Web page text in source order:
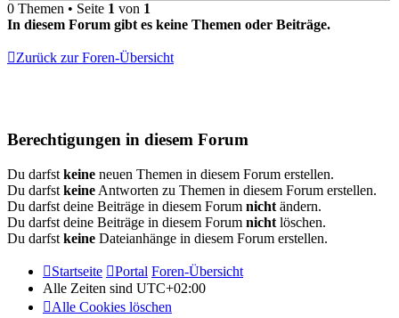
0 Themen • Seite 1 von 1
In diesem Forum gibt es keine Themen oder Beiträge.
Zurück zur Foren-Übersicht
Berechtigungen in diesem Forum
Du darfst keine neuen Themen in diesem Forum erstellen.
Du darfst keine Antworten zu Themen in diesem Forum erstellen.
Du darfst deine Beiträge in diesem Forum nicht ändern.
Du darfst deine Beiträge in diesem Forum nicht löschen.
Du darfst keine Dateianhänge in diesem Forum erstellen.
Startseite Portal Foren-Übersicht
Alle Zeiten sind UTC+02:00
Alle Cookies löschen